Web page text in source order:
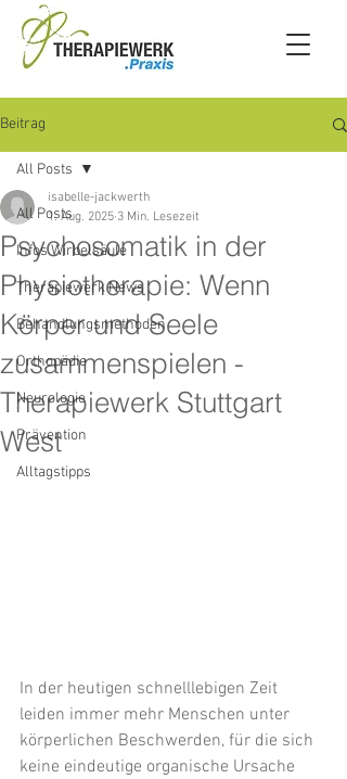
Beitrag
All Posts
Infos Wirbelsäule
Therapiewerk News
Behandlungsmethoden
Orthopädie
Neurologie
Prävention
Alltagstipps
All Posts
Psychosomatik in der
Physiotherapie: Wenn
Körper und Seele
zusammenspielen -
Therapiewerk Stuttgart
West
isabelle-jackwerth
1. Aug. 2025 3 Min. Lesezeit
In der heutigen schnelllebigen Zeit
leiden immer mehr Menschen unter
körperlichen Beschwerden, für die sich
keine eindeutige organische Ursache